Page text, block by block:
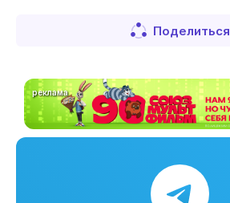
Поделиться
реклама